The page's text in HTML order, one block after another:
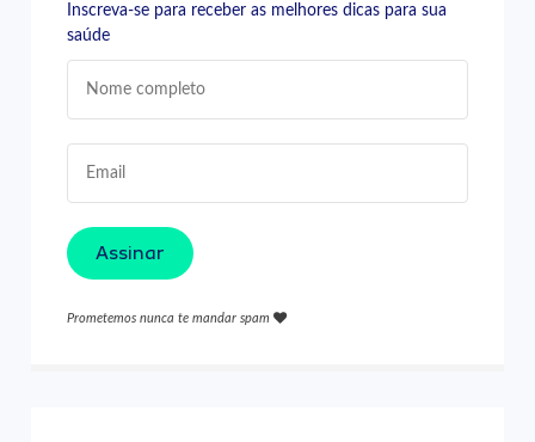
Inscreva-se para receber as melhores dicas para sua
saúde
Assinar
Prometemos nunca te mandar spam